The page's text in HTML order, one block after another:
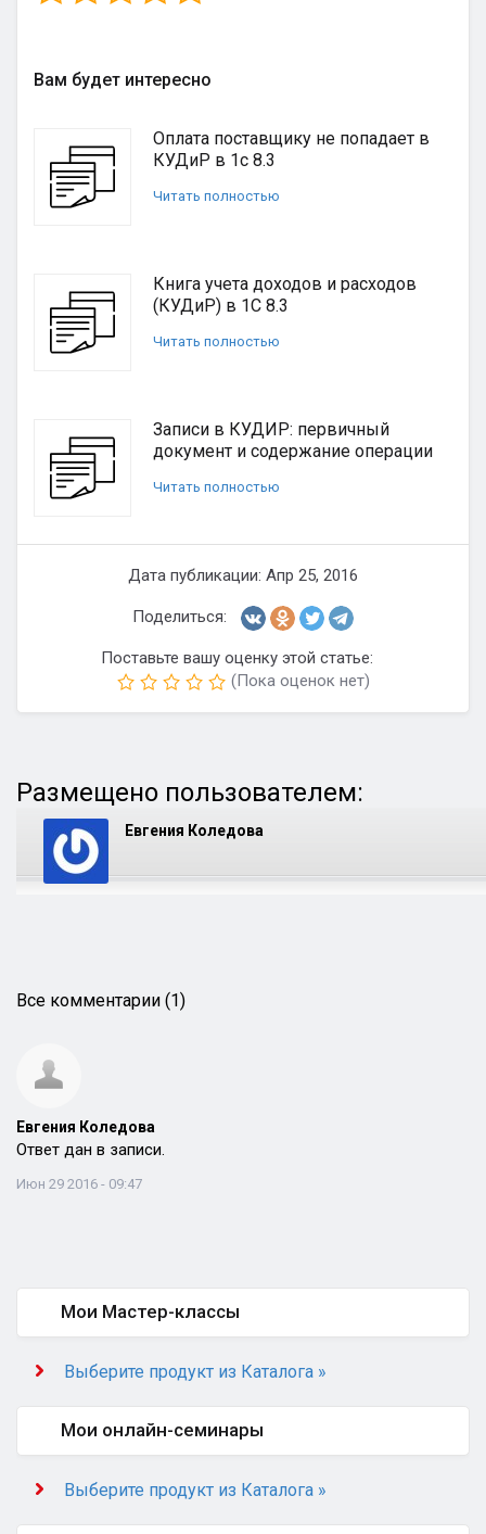
Вам будет интересно
Оплата поставщику не попадает в
КУДиР в 1с 8.3
Читать полностью
Книга учета доходов и расходов
(КУДиР) в 1С 8.3
Читать полностью
Записи в КУДИР: первичный
документ и содержание операции
Читать полностью
Дата публикации: Апр 25, 2016
Поделиться:
Поставьте вашу оценку этой статье:
(Пока оценок нет)
Размещено пользователем:
Евгения Коледова
Все комментарии (1)
Евгения Коледова
Ответ дан в записи.
Июн 29 2016 - 09:47
Мои Мастер-классы
Выберите продукт из Каталога »
Мои онлайн-семинары
Выберите продукт из Каталога »